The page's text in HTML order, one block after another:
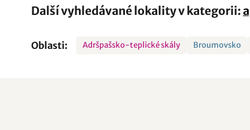
Další vyhledávané lokality v kategorii:
Oblasti: Adršpašsko-teplické skály Broumovsko